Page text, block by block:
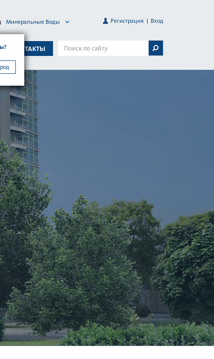
КОНТАКТЫ
Минеральные Воды Регистрация Вход